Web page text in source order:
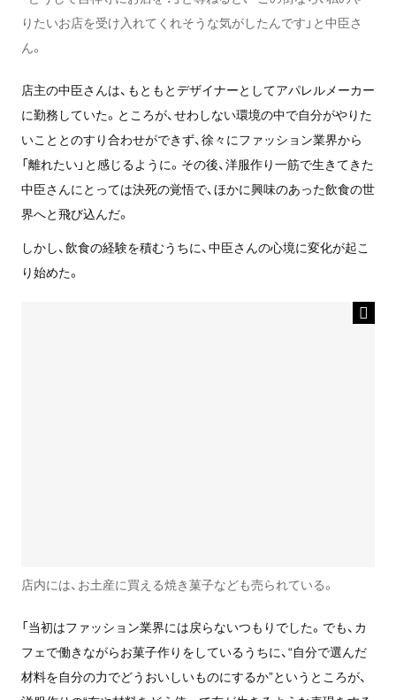
りたいお店を受け入れてくれそうな気がしたんです」と中臣さ
ん。
店主の中臣さんは、もともとデザイナーとしてアパレルメーカー
に勤務していた。ところが、せわしない環境の中で自分がやりた
いこととのすり合わせができず、徐々にファッション業界から
「離れたい」と感じるように。その後、洋服作り一筋で生きてきた
中臣さんにとっては決死の覚悟で、ほかに興味のあった飲食の世
界へと飛び込んだ。
しかし、飲食の経験を積むうちに、中臣さんの心境に変化が起こ
り始めた。
店内には、お土産に買える焼き菓子なども売られている。
「当初はファッション業界には戻らないつもりでした。でも、カ
フェで働きながらお菓子作りをしているうちに、“自分で選んだ
材料を自分の力でどうおいしいものにするか”というところが、